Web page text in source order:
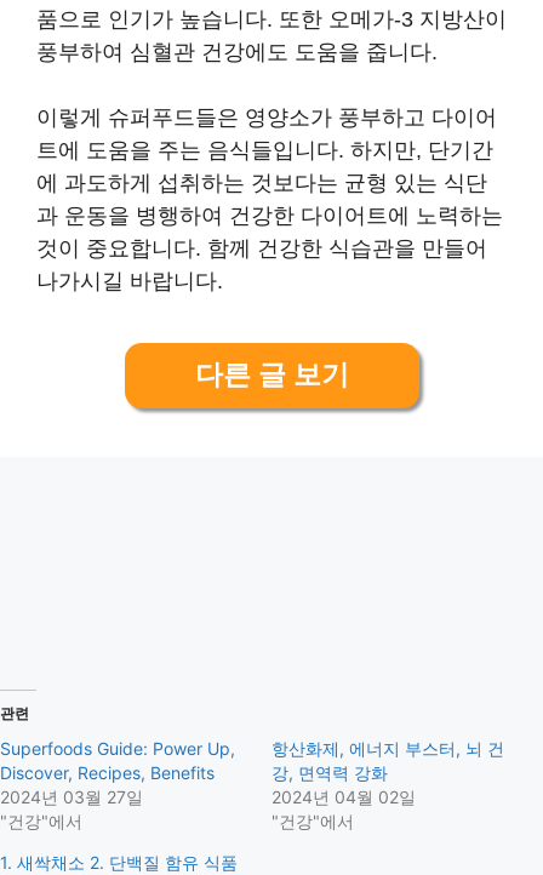
품으로 인기가 높습니다. 또한 오메가-3 지방산이
풍부하여 심혈관 건강에도 도움을 줍니다.
이렇게 슈퍼푸드들은 영양소가 풍부하고 다이어
트에 도움을 주는 음식들입니다. 하지만, 단기간
에 과도하게 섭취하는 것보다는 균형 있는 식단
과 운동을 병행하여 건강한 다이어트에 노력하는
것이 중요합니다. 함께 건강한 식습관을 만들어
나가시길 바랍니다.
다른 글 보기
관련
Superfoods Guide: Power Up,
Discover, Recipes, Benefits
2024년 03월 27일
"건강"에서
항산화제, 에너지 부스터, 뇌 건
강, 면역력 강화
2024년 04월 02일
"건강"에서
1. 새싹채소 2. 단백질 함유 식품